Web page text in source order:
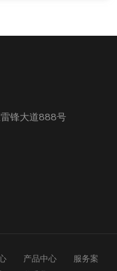
锋大道888号
产品中心
服务案